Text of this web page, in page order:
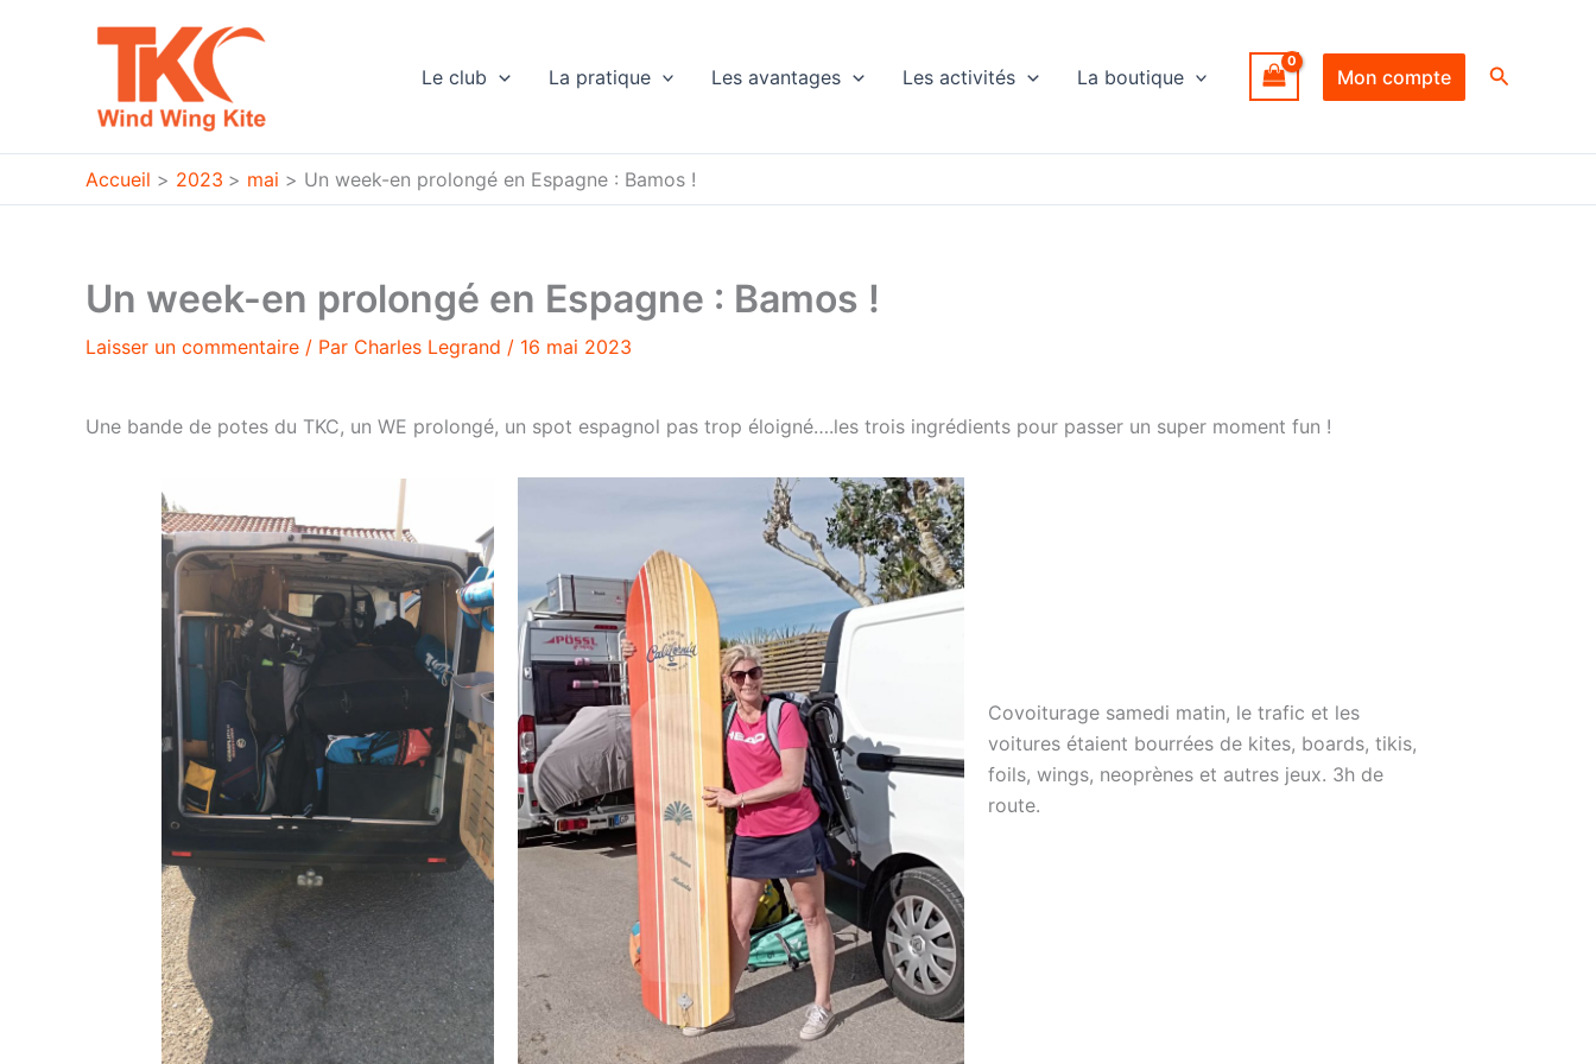
Le club La pratique Les avantages Les activités La boutique Mon compte
Accueil 2023 mai Un week-en prolongé en Espagne : Bamos !
Un week-en prolongé en Espagne : Bamos !
Laisser un commentaire / Par Charles Legrand / 16 mai 2023
Une bande de potes du TKC, un WE prolongé, un spot espagnol pas trop éloigné….les trois ingrédients pour passer un super moment fun !
Covoiturage samedi matin, le trafic et les
voitures étaient bourrées de kites, boards, tikis,
foils, wings, neoprènes et autres jeux. 3h de
route.